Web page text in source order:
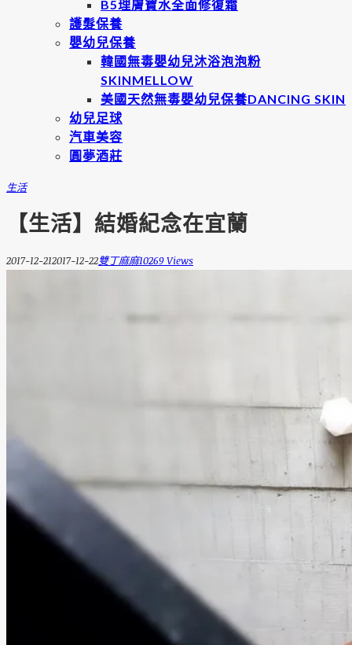
B5理膚寶水全面修復霜
護髮保養
嬰幼兒保養
韓國無毒嬰幼兒沐浴泡泡粉
SKINMELLOW
美國天然無毒嬰幼兒保養DANCING SKIN
幼兒足球
汽車美容
圓夢酒莊
生活
【生活】結婚紀念在宜蘭
2017-12-212017-12-22雙丁麻麻10269 Views